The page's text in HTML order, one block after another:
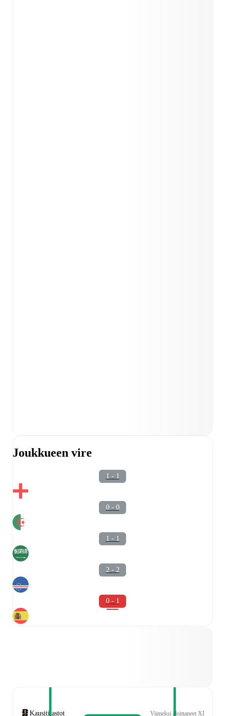
Joukkueen vire
1 - 1
0 - 0
1 - 1
2 - 2
0 - 1
Kausitilastot Viimeksi aloittaneet XI